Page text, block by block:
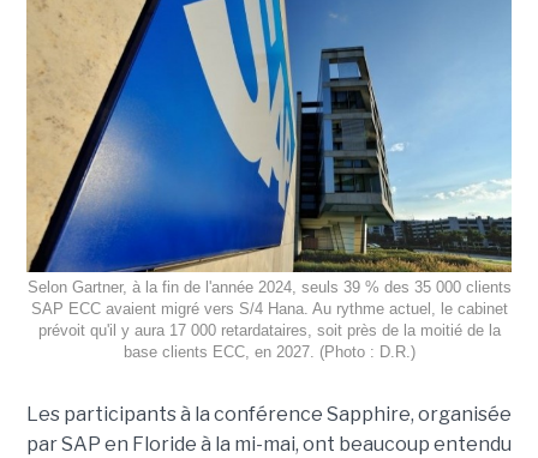
Selon Gartner, à la fin de l'année 2024, seuls 39 % des 35 000 clients
SAP ECC avaient migré vers S/4 Hana. Au rythme actuel, le cabinet
prévoit qu'il y aura 17 000 retardataires, soit près de la moitié de la
base clients ECC, en 2027. (Photo : D.R.)
Les participants à la conférence Sapphire, organisée
par SAP en Floride à la mi-mai, ont beaucoup entendu